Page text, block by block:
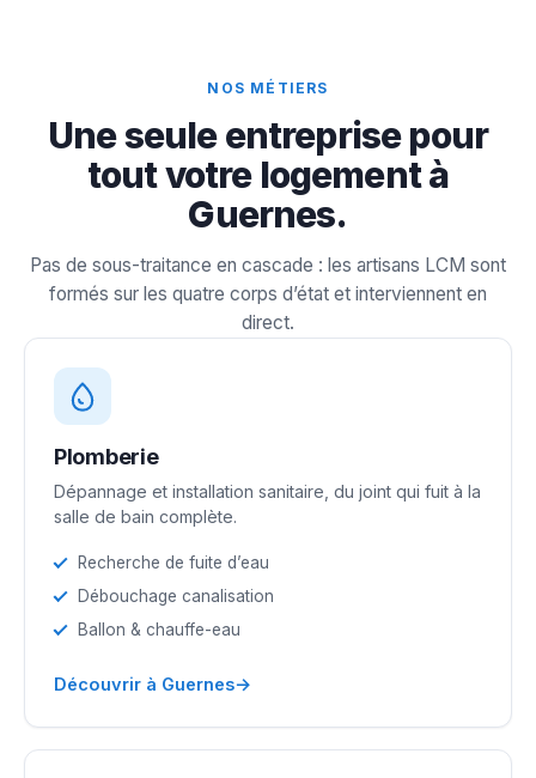
NOS MÉTIERS
Une seule entreprise pour
tout votre logement à
Guernes.
Pas de sous-traitance en cascade : les artisans LCM sont
formés sur les quatre corps d’état et interviennent en
direct.
Plomberie
Dépannage et installation sanitaire, du joint qui fuit à la
salle de bain complète.
Recherche de fuite d’eau
Débouchage canalisation
Ballon & chauffe-eau
Découvrir à Guernes→